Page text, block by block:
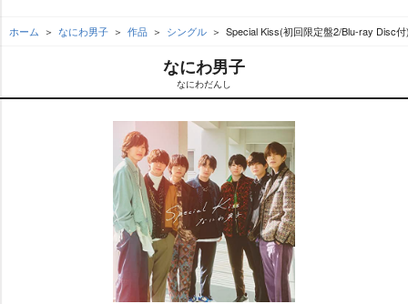
ホーム なにわ男子 作品 シングル Special Kiss(初回限定盤2/Blu-ray Disc
なにわ男子
なにわだんし